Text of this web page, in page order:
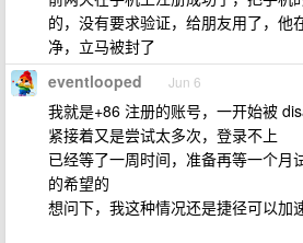
的，没有要求验证，给朋友用了，他
净，立马被封了
eventlooped Jun 6
我就是+86 注册的账号，一开始被
紧接着又是尝试太多次，登录不上
已经等了一周时间，准备再等一个月
的希望的
想问下，我这种情况还是捷径可以加